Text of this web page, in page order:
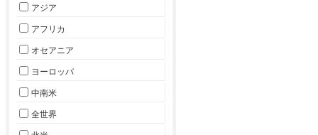
アジア
アフリカ
オセアニア
ヨーロッパ
中南米
全世界